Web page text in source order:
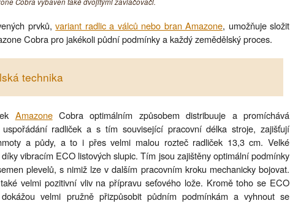
Cobra vybaven také dvojitými zavlačovači.
prvků,variant radlic a válců nebo bran Amazone, umožňuje složit
Cobra pro jakékoli půdní podmínky a každý zemědělský proces.
technika
AmazoneCobra optimálním způsobem distribuuje a promíchává
uspořádání radliček a s tím související pracovní délka stroje, zajišťují
a půdy, a to i přes velmi malou rozteč radliček 13,3 cm. Velké
vibracím ECO listových slupic. Tím jsou zajištěny optimální podmínky
plevelů, s nimiž lze v dalším pracovním kroku mechanicky bojovat.
velmi pozitivní vliv na přípravu seťového lože. Kromě toho se ECO
velmi pružně přizpůsobit půdním podmínkám a vyhnout se